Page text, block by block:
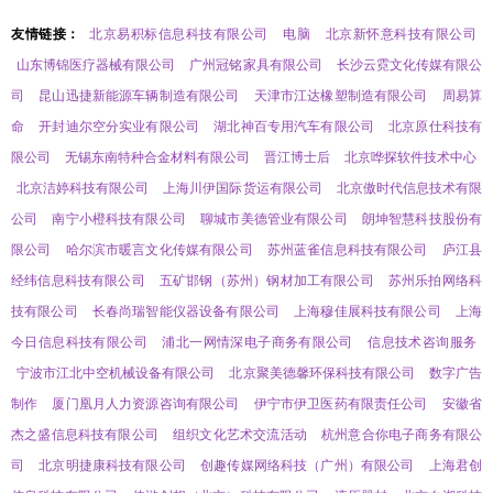
友情链接： 北京易积标信息科技有限公司 电脑
北京新怀意科技有限公司
山东博锦医疗器械有限公司
广州冠铭家具有限公司
长沙云霓文化传媒有限公
司
昆山迅捷新能源车辆制造有限公司 天津市江达橡塑制造有限公司
周易算
命
开封迪尔空分实业有限公司 湖北神百专用汽车有限公司
北京原仕科技有
限公司
无锡东南特种合金材料有限公司 晋江博士后
北京哗探软件技术中心
北京洁婷科技有限公司
上海川伊国际货运有限公司
北京傲时代信息技术有限
公司
南宁小橙科技有限公司 聊城市美德管业有限公司
朗坤智慧科技股份有
限公司
哈尔滨市暖言文化传媒有限公司 苏州蓝雀信息科技有限公司
庐江县
经纬信息科技有限公司
五矿邯钢（苏州）钢材加工有限公司
苏州乐拍网络科
技有限公司
长春尚瑞智能仪器设备有限公司 上海穆佳展科技有限公司
上海
今日信息科技有限公司
浦北一网情深电子商务有限公司
信息技术咨询服务
宁波市江北中空机械设备有限公司
北京聚美德馨环保科技有限公司
数字广告
制作
厦门凰月人力资源咨询有限公司 伊宁市伊卫医药有限责任公司
安徽省
杰之盛信息科技有限公司
组织文化艺术交流活动
杭州意合你电子商务有限公
司
北京明捷康科技有限公司 创趣传媒网络科技（广州）有限公司
上海君创